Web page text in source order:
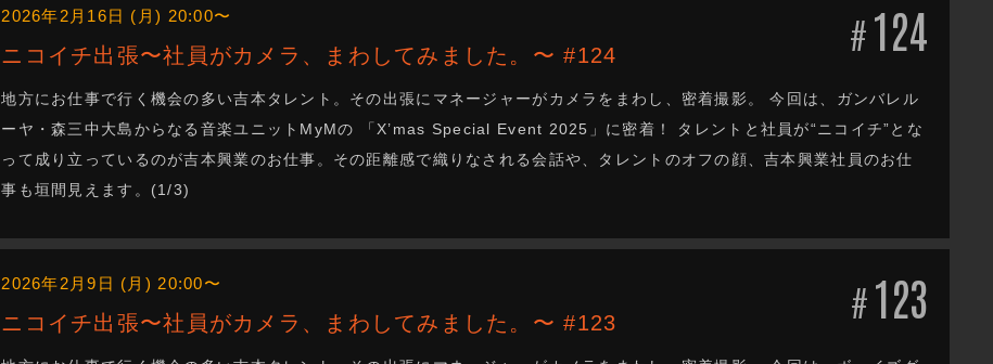
#124
2026年2月16日 (月) 20:00〜
ニコイチ出張〜社員がカメラ、まわしてみました。〜 #124
地方にお仕事で行く機会の多い吉本タレント。その出張にマネージャーがカメラをまわし、密着撮影。 今回は、ガンバレル
ーヤ・森三中大島からなる音楽ユニットMyMの 「X’mas Special Event 2025」に密着！ タレントと社員が“ニコイチ”とな
って成り立っているのが吉本興業のお仕事。その距離感で織りなされる会話や、タレントのオフの顔、吉本興業社員のお仕
事も垣間見えます。(1/3)
#123
2026年2月9日 (月) 20:00〜
ニコイチ出張〜社員がカメラ、まわしてみました。〜 #123